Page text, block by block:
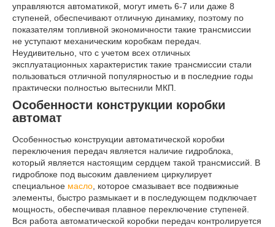
управляются автоматикой, могут иметь 6-7 или даже 8
ступеней, обеспечивают отличную динамику, поэтому по
показателям топливной экономичности такие трансмиссии
не уступают механическим коробкам передач.
Неудивительно, что с учетом всех отличных
эксплуатационных характеристик такие трансмиссии стали
пользоваться отличной популярностью и в последние годы
практически полностью вытеснили МКП.
Особенности конструкции коробки
автомат
Особенностью конструкции автоматической коробки
переключения передач является наличие гидроблока,
который является настоящим сердцем такой трансмиссий. В
гидроблоке под высоким давлением циркулирует
специальное масло, которое смазывает все подвижные
элементы, быстро размыкает и в последующем подключает
мощность, обеспечивая плавное переключение ступеней.
Вся работа автоматической коробки передач контролируется